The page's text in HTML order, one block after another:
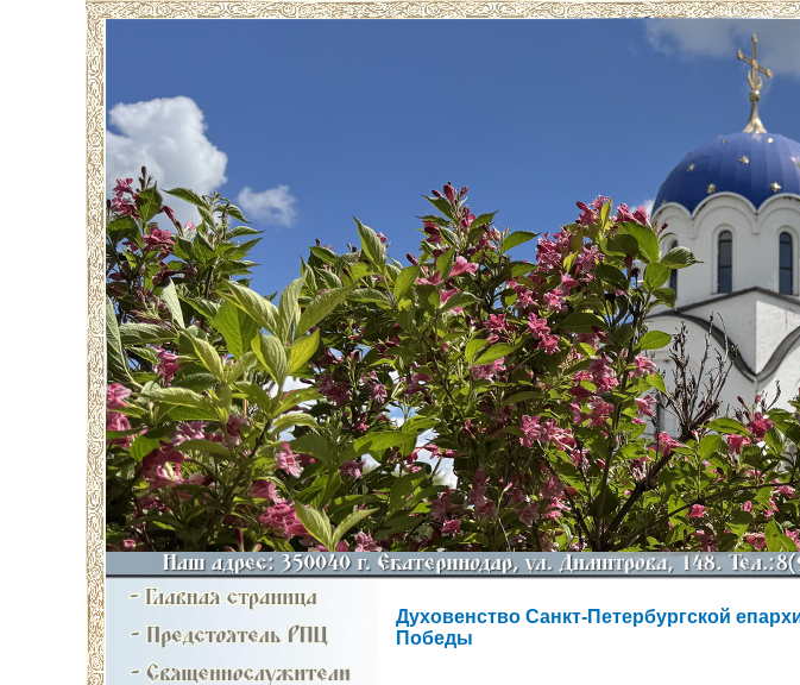
Духовенство Санкт-Петербургской
Победы